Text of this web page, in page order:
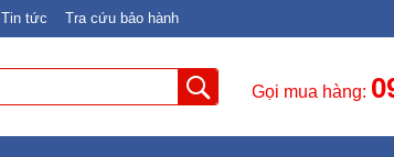
Tin tức Tra cứu bảo hành
Gọi mua hàng: